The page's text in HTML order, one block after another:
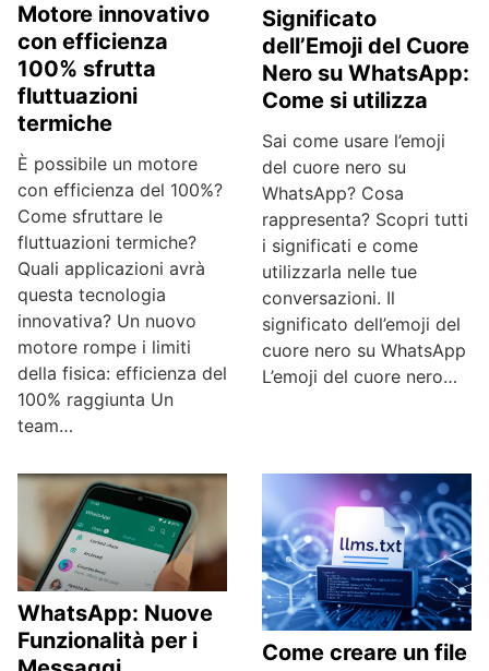
Motore innovativo
con efficienza
100% sfrutta
fluttuazioni
termiche
È possibile un motore
con efficienza del 100%?
Come sfruttare le
fluttuazioni termiche?
Quali applicazioni avrà
questa tecnologia
innovativa? Un nuovo
motore rompe i limiti
della fisica: efficienza del
100% raggiunta Un
team…
Significato
dell’Emoji del Cuore
Nero su WhatsApp:
Come si utilizza
Sai come usare l’emoji
del cuore nero su
WhatsApp? Cosa
rappresenta? Scopri tutti
i significati e come
utilizzarla nelle tue
conversazioni. Il
significato dell’emoji del
cuore nero su WhatsApp
L’emoji del cuore nero…
WhatsApp: Nuove
Funzionalità per i
Come creare un file